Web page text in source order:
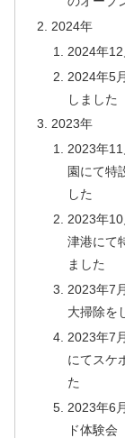
2024年
2024年
2024年5
しました
2023年
2023年
園にて特
した
2023年
津港にて
ました
2023年7
大掃除を
2023年7
にてスケ
た
2023年6
ド体験会